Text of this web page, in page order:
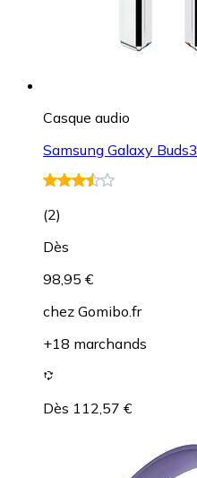
Casque audio
Samsung Galaxy Buds3
(2)
Dès
98,95 €
chez Gomibo.fr
+18 marchands
Dès 112,57 €